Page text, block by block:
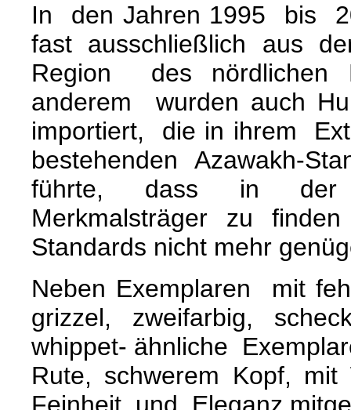
In den Jahren 1995 bis
fast ausschließlich aus
Region des nördlichen
anderem wurden auch
importiert, die in ihrem
bestehenden Azawakh-
führte, dass in der
Merkmalsträger zu
Standards nicht mehr
Neben Exemplaren mit
grizzel, zweifarbig,
whippet- ähnliche
Rute, schwerem Kopf,